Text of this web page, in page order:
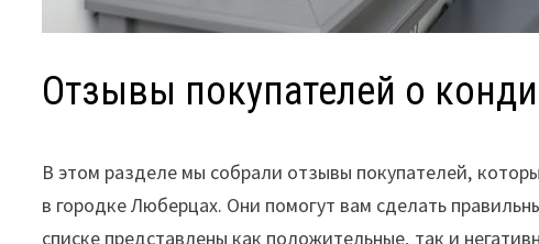
Отзывы покупателей о
В этом разделе мы собрали отзывы покупателей‚
в городке Люберцах. Они помогут вам сделать
списке представлены как положительные‚ так и